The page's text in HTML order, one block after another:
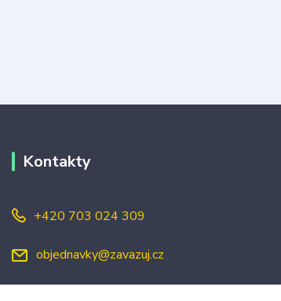
Kontakty
+420 703 024 309
objednavky@zavazuj.cz